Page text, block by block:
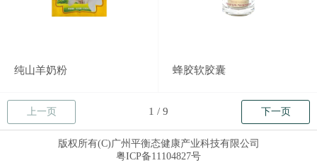
纯山羊奶粉 蜂胶软胶囊
上一页 下一页
版权所有(C)广州平衡态健康产业科技有限公司
粤ICP备11104827号